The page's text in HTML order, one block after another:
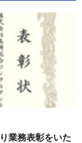
業務表彰をいた